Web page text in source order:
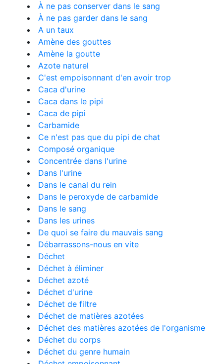
À ne pas conserver dans le sang
À ne pas garder dans le sang
A un taux
Amène des gouttes
Amène la goutte
Azote naturel
C'est empoisonnant d'en avoir trop
Caca d'urine
Caca dans le pipi
Caca de pipi
Carbamide
Ce n'est pas que du pipi de chat
Composé organique
Concentrée dans l'urine
Dans l'urine
Dans le canal du rein
Dans le peroxyde de carbamide
Dans le sang
Dans les urines
De quoi se faire du mauvais sang
Débarrassons-nous en vite
Déchet
Déchet à éliminer
Déchet azoté
Déchet d'urine
Déchet de filtre
Déchet de matières azotées
Déchet des matières azotées de l'organisme
Déchet du corps
Déchet du genre humain